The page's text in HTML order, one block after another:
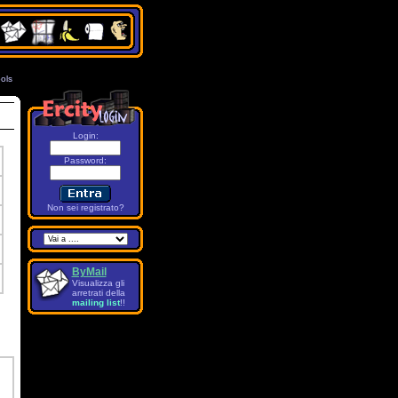
Login:
Password:
Non sei registrato?
ByMail
Visualizza gli
arretrati della
mailing list!!